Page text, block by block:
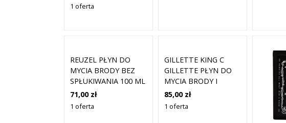
1 oferta
REUZEL PŁYN DO
MYCIA BRODY BEZ
SPŁUKIWANIA 100 ML
71,00 zł
1 oferta
GILLETTE KING C
GILLETTE PŁYN DO
MYCIA BRODY I
TWARZY 350 ML
85,00 zł
1 oferta